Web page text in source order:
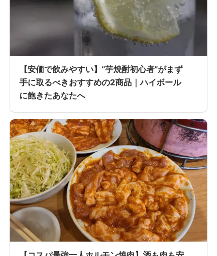
【安価で飲みやすい】”芋焼酎初心者”がまず
手に取るべきおすすめの2商品｜ハイボール
に飽きたあなたへ